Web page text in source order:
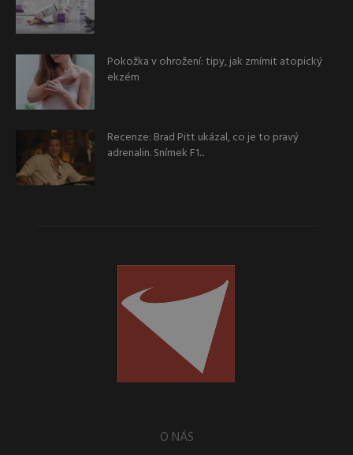
Pokožka v ohrožení: tipy, jak zmírnit atopický
ekzém
Recenze: Brad Pitt ukázal, co je to pravý
adrenalin. Snímek F1...
O NÁS